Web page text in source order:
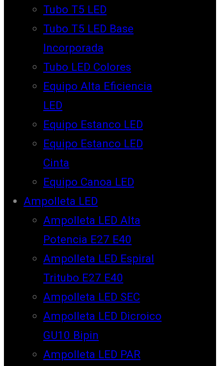
Tubo T5 LED
Tubo T5 LED Base
Incorporada
Tubo LED Colores
Equipo Alta Eficiencia
LED
Equipo Estanco LED
Equipo Estanco LED
Cinta
Equipo Canoa LED
Ampolleta LED
Ampolleta LED Alta
Potencia E27 E40
Ampolleta LED Espiral
Tritubo E27 E40
Ampolleta LED SEC
Ampolleta LED Dicroico
GU10 Bipin
Ampolleta LED PAR